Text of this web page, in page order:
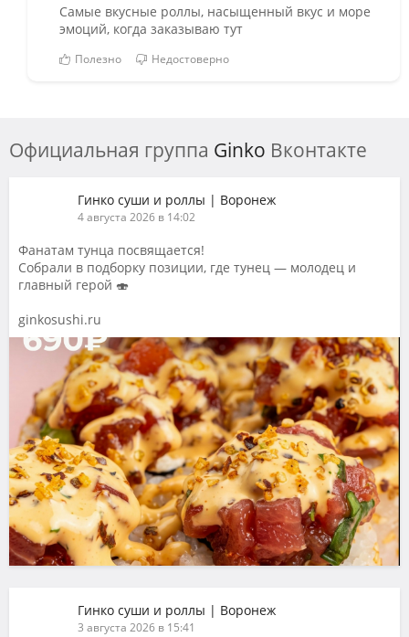
Самые вкусные роллы, насыщенный вкус и море
эмоций, когда заказываю тут
Полезно Недостоверно
Официальная группа Ginko Вконтакте
Гинко суши и роллы | Воронеж
4 августа 2026 в 14:02
Фанатам тунца посвящается!
Собрали в подборку позиции, где тунец — молодец и
главный герой 🍣
ginkosushi.ru
Гинко суши и роллы | Воронеж
3 августа 2026 в 15:41